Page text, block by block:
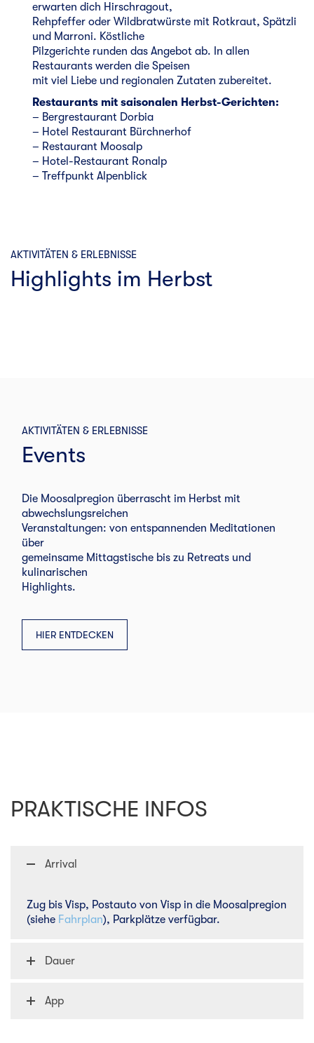
erwarten dich Hirschragout,
Rehpfeffer oder Wildbratwürste mit Rotkraut, Spätzli
und Marroni. Köstliche
Pilzgerichte runden das Angebot ab. In allen
Restaurants werden die Speisen
mit viel Liebe und regionalen Zutaten zubereitet.
Restaurants mit saisonalen Herbst-Gerichten:
– Bergrestaurant Dorbia
– Hotel Restaurant Bürchnerhof
– Restaurant Moosalp
– Hotel-Restaurant Ronalp
– Treffpunkt Alpenblick
AKTIVITÄTEN & ERLEBNISSE
Highlights im Herbst
AKTIVITÄTEN & ERLEBNISSE
Events
Die Moosalpregion überrascht im Herbst mit
abwechslungsreichen
Veranstaltungen: von entspannenden Meditationen
über
gemeinsame Mittagstische bis zu Retreats und
kulinarischen
Highlights.
HIER ENTDECKEN
PRAKTISCHE INFOS
Arrival
Zug bis Visp, Postauto von Visp in die Moosalpregion
(siehe Fahrplan), Parkplätze verfügbar.
Dauer
App